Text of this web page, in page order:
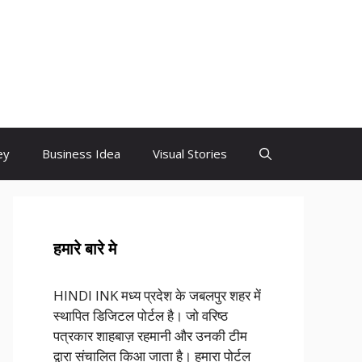
Business Idea Visual Stories
हमारे बारे मे
HINDI INK मध्य प्रदेश के जबलपुर शहर में
स्थापित डिजिटल पोर्टल है। जो वरिष्ठ
पत्रकार शाहबाज़ रहमानी और उनकी टीम
द्वारा संचालित किआ जाता है। हमारा पोर्टल